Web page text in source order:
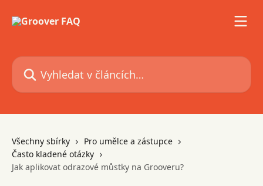
Vyhledat v článcích…
Všechny sbírky
Pro umělce a zástupce
Často kladené otázky
Jak aplikovat odrazové můstky na Grooveru?